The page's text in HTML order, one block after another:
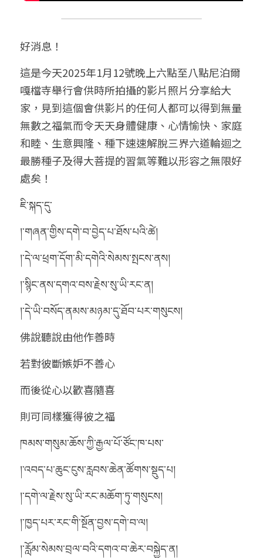
好消息！
這是今天2025年1月12號晚上六點至八點尼泊爾
嘎檔寺舉行會供時所拍攝的影片照片分享給大
家，見到這個會供影片的任何人都可以得到無量
無數之福氣而令天天身體健康、心情愉快、家庭
和睦、生意興隆、種下速速解脫三界六道輪迴之
最勝種子及得大菩提的習氣等難以形容之無限好
處矣！
ཇི་སྐད་དུ་
།་གཞན་གྱིས་དགེ་བ་བྱེད་པ་ཐོས་པའི་ཚེ།
།་དེ་ལ་ཕྲག་དོག་མི་དགེའི་སེམས་སྤངས་ནས།
།་སྙིང་ནས་དགའ་བས་རྗེས་སུ་ཡི་རང་ན།
།་དེ་ཡི་བསོད་ནམས་མཉམ་དུ་ཐོབ་པར་གསུངས།
佛說聽說由他作善時
若對彼斷嫉妒不善心
而後從心以歡喜隨喜
則可同樣獲得彼之福
ཁམས་གསུམ་ཆོས་ཀྱི་རྒྱལ་པོ་ཙོང་ཁ་པས་
།་འབད་པ་ཆུང་ངུས་རླབས་ཆེན་ཚོགས་སྡུད་པ།
།་དགེ་ལ་རྗེས་སུ་ཡི་རང་མཆོག་ཏུ་གསུངས།
།་ཁྱད་པར་རང་གི་སྔོན་བྱས་དགེ་བ་ལ།
།་རློམ་སེམས་བྲལ་བའི་དགའ་བ་ཆེར་བསྐྱེད་ན།